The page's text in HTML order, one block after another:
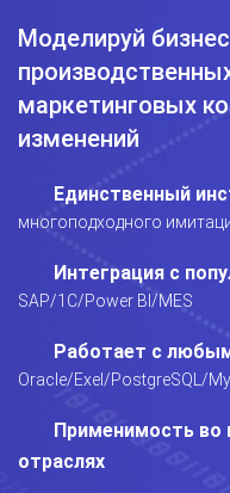
Моделируй
маркетинговых
изменений
Единственный
многоподходного
Интеграция с
SAP/1C/Power BI/MES
Работает с
Oracle/Exel/PostgreSQL/
Применимость во
отраслях